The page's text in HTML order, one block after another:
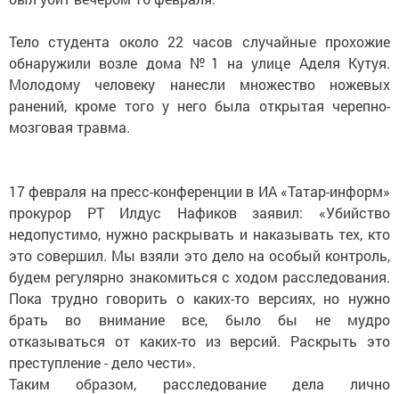
Тело студента около 22 часов случайные прохожие
обнаружили возле дома №1 на улице Аделя Кутуя.
Молодому человеку нанесли множество ножевых
ранений, кроме того у него была открытая черепно-
мозговая травма.
17 февраля на пресс-конференции в ИА «Татар-информ»
прокурор РТ Илдус Нафиков заявил: «Убийство
недопустимо, нужно раскрывать и наказывать тех, кто
это совершил. Мы взяли это дело на особый контроль,
будем регулярно знакомиться с ходом расследования.
Пока трудно говорить о каких-то версиях, но нужно
брать во внимание все, было бы не мудро
отказываться от каких-то из версий. Раскрыть это
преступление - дело чести».
Таким образом, расследование дела лично